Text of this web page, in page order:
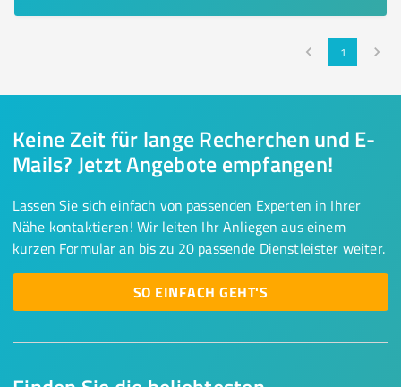
1
Keine Zeit für lange Recherchen und E-
Mails? Jetzt Angebote empfangen!
Lassen Sie sich einfach von passenden Experten in Ihrer
Nähe kontaktieren! Wir leiten Ihr Anliegen aus einem
kurzen Formular an bis zu 20 passende Dienstleister weiter.
SO EINFACH GEHT'S